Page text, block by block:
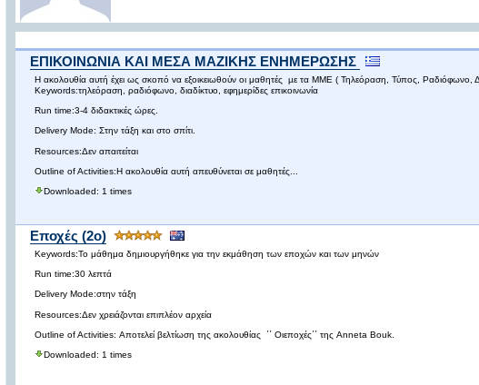
ΕΠΙΚΟΙΝΩΝΙΑ ΚΑΙ ΜΕΣΑ ΜΑΖΙΚΗΣ ΕΝΗΜΕΡΩΣΗΣ
Η ακολουθία αυτή έχει ως σκοπό vα εξοικειωθούν οι μαθητές µε τα ΜΜΕ ( Τηλεόραση, Τύπος, Ραδιόφωνο,
Keywords:τηλεόραση, ραδιόφωνο, διαδίκτυο, εφημερίδες επικοινωνία
Run time:3-4 διδακτικές ώρες.
Delivery Mode: Στην τάξη και στο σπίτι.
Resources:Δεν απαιτείται
Outline of Activities:Η ακολουθία αυτή απευθύνεται σε μαθητές...
Downloaded: 1 times
Εποχές (2ο)
Keywords:Το μάθημα δημιουργήθηκε για την εκμάθηση των εποχών και των μηνών
Run time:30 λεπτά
Delivery Mode:στην τάξη
Resources:Δεν χρειάζονται επιπλέον αρχεία
Outline of Activities: Αποτελεί βελτίωση της ακολουθίας ΄΄ Οιεποχές΄΄ της Anneta Bouk.
Downloaded: 1 times